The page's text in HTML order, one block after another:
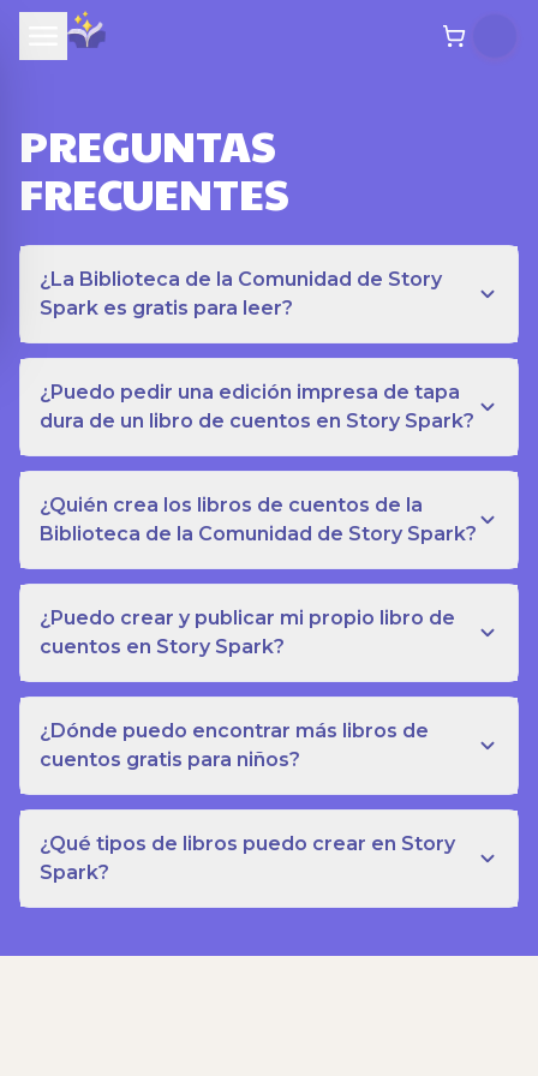
PREGUNTAS
FRECUENTES
¿La Biblioteca de la Comunidad de Story
Spark es gratis para leer?
¿Puedo pedir una edición impresa de tapa
dura de un libro de cuentos en Story Spark?
¿Quién crea los libros de cuentos de la
Biblioteca de la Comunidad de Story Spark?
¿Puedo crear y publicar mi propio libro de
cuentos en Story Spark?
¿Dónde puedo encontrar más libros de
cuentos gratis para niños?
¿Qué tipos de libros puedo crear en Story
Spark?